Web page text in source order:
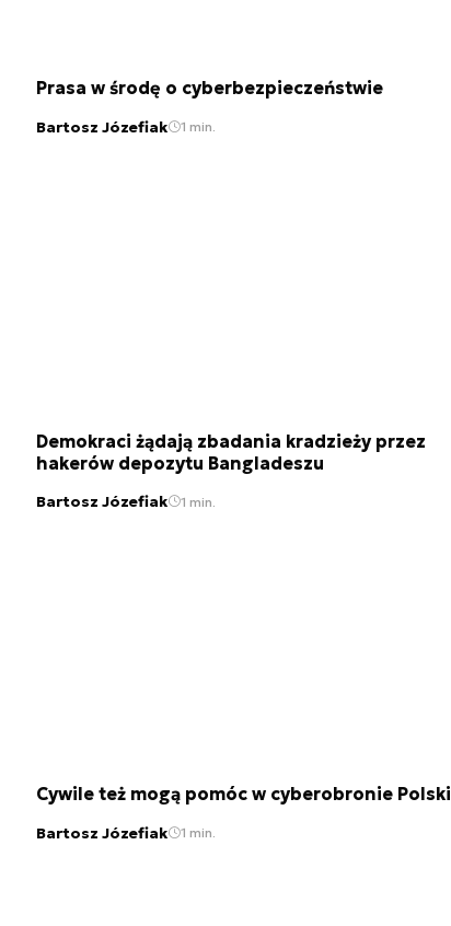
Prasa w środę o cyberbezpieczeństwie
Bartosz Józefiak 1 min.
Demokraci żądają zbadania kradzieży przez
hakerów depozytu Bangladeszu
Bartosz Józefiak 1 min.
Cywile też mogą pomóc w cyberobronie Polski
Bartosz Józefiak 1 min.